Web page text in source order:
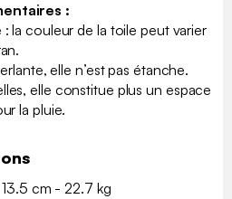
:
la couleur de la toile peut varier
elle n’est pas étanche.
elle constitue plus un espace
la pluie.
cm - 22.7 kg